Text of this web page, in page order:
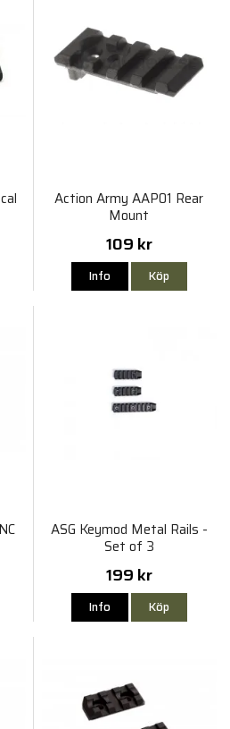
Action Army AAP01 Rear
Mount
109 kr
Info Köp
ASG Keymod Metal Rails -
Set of 3
199 kr
Info Köp